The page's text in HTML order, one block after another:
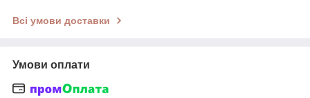
Всі умови доставки
Умови оплати